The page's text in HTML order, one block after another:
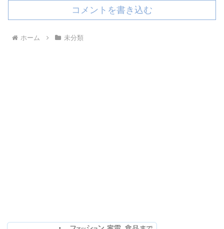
コメントを書き込む
ホーム 未分類